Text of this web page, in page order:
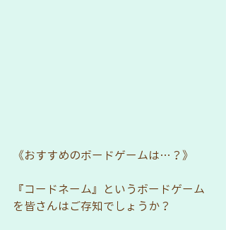
《おすすめのボードゲームは…？》
『コードネーム』というボードゲーム
を皆さんはご存知でしょうか？